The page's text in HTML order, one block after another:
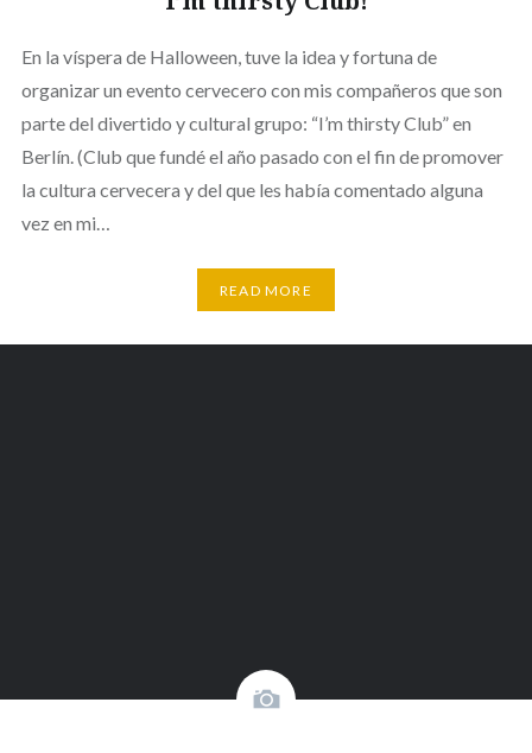
En la víspera de Halloween, tuve la idea y fortuna de
organizar un evento cervecero con mis compañeros que son
parte del divertido y cultural grupo: “I’m thirsty Club” en
Berlín. (Club que fundé el año pasado con el fin de promover
la cultura cervecera y del que les había comentado alguna
vez en mi…
READ MORE